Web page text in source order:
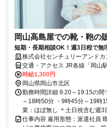
岡山高島屋での靴・鞄の
短期・長期相談OK！週3日程で
株式会社センチュリーアンド
交通・アクセス JR各線「岡山
時給1,300円
岡山県岡山市北区
勤務時間詳細 9:20～19:15の
～18時50分 ・9時45分～19時
業：ほぼ無し ＊土日祝含む週3
仕事内容 雇用形態：派遣社員